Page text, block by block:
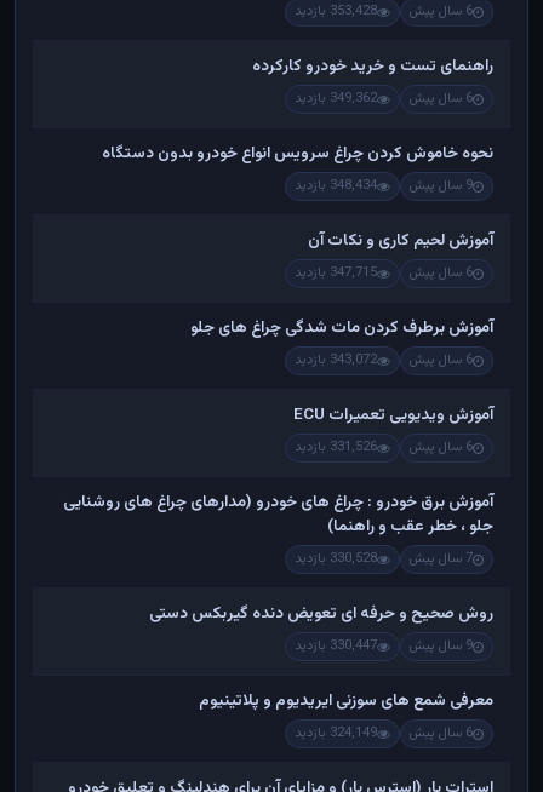
6 سال پیش 353,428 بازدید
راهنمای تست و خريد خودرو کارکرده
6 سال پیش 349,362 بازدید
نحوه خاموش کردن چراغ سرویس انواع خودرو بدون دستگاه
9 سال پیش 348,434 بازدید
آموزش لحیم کاری و نکات آن
6 سال پیش 347,715 بازدید
آموزش برطرف کردن مات شدگی چراغ های جلو
6 سال پیش 343,072 بازدید
آموزش ویدیویی تعمیرات ECU
6 سال پیش 331,526 بازدید
آموزش برق خودرو : چراغ های خودرو (مدارهای چراغ های روشنایی
جلو ، خطر عقب و راهنما)
7 سال پیش 330,528 بازدید
روش صحیح و حرفه ای تعویض دنده گیربکس دستی
9 سال پیش 330,447 بازدید
معرفی شمع های سوزنی ایریدیوم و پلاتینیوم
6 سال پیش 324,149 بازدید